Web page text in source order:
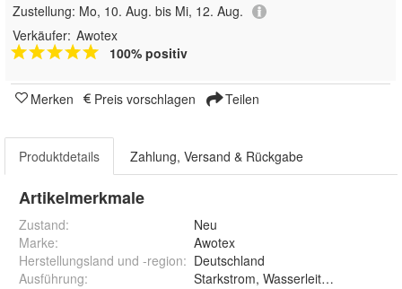
Zustellung: Mo, 10. Aug. bis Mi, 12. Aug.
Verkäufer: Awotex
100% positiv
Merken Preis vorschlagen Teilen
Produktdetails Zahlung, Versand & Rückgabe
Artikelmerkmale
Zustand:
Neu
Marke:
Awotex
Herstellungsland und -region: Deutschland
Ausführung: